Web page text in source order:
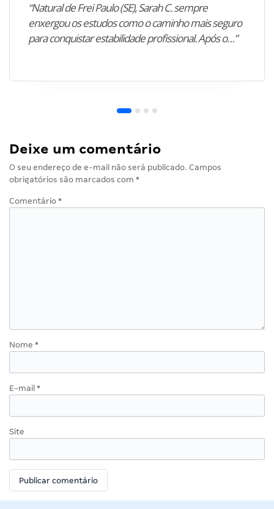
“Natural de Frei Paulo (SE), Sarah C. sempre
enxergou os estudos como o caminho mais seguro
para conquistar estabilidade profissional. Após o…”
Deixe um comentário
O seu endereço de e-mail não será publicado. Campos
obrigatórios são marcados com *
Comentário *
Nome *
E-mail *
Site